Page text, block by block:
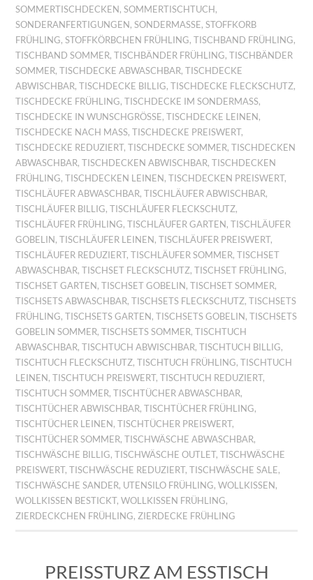
SOMMERTISCHDECKEN ,SOMMERTISCHTUCH ,
SONDERANFERTIGUNGEN ,SONDERMASSE ,STOFFKORB
FRÜHLING,STOFFKÖRBCHEN FRÜHLING,TISCHBAND FRÜHLING,
TISCHBAND SOMMER,TISCHBÄNDER FRÜHLING,TISCHBÄNDER
SOMMER,TISCHDECKE ABWASCHBAR,TISCHDECKE
ABWISCHBAR,TISCHDECKE BILLIG,TISCHDECKE FLECKSCHUTZ,
TISCHDECKE FRÜHLING,TISCHDECKE IM SONDERMASS ,
TISCHDECKE IN WUNSCHGRÖSSE ,TISCHDECKE LEINEN ,
TISCHDECKE NACH MASS ,TISCHDECKE PREISWERT,
TISCHDECKE REDUZIERT,TISCHDECKE SOMMER,TISCHDECKEN
ABWASCHBAR,TISCHDECKEN ABWISCHBAR,TISCHDECKEN
FRÜHLING,TISCHDECKEN LEINEN ,TISCHDECKEN PREISWERT,
TISCHLÄUFER ABWASCHBAR,TISCHLÄUFER ABWISCHBAR,
TISCHLÄUFER BILLIG,TISCHLÄUFER FLECKSCHUTZ,
TISCHLÄUFER FRÜHLING,TISCHLÄUFER GARTEN ,TISCHLÄUFER
GOBELIN ,TISCHLÄUFER LEINEN ,TISCHLÄUFER PREISWERT,
TISCHLÄUFER REDUZIERT,TISCHLÄUFER SOMMER,TISCHSET
ABWASCHBAR,TISCHSET FLECKSCHUTZ,TISCHSET FRÜHLING,
TISCHSET GARTEN ,TISCHSET GOBELIN ,TISCHSET SOMMER,
TISCHSETS ABWASCHBAR,TISCHSETS FLECKSCHUTZ,TISCHSETS
FRÜHLING,TISCHSETS GARTEN ,TISCHSETS GOBELIN ,TISCHSETS
GOBELIN SOMMER,TISCHSETS SOMMER,TISCHTUCH
ABWASCHBAR,TISCHTUCH ABWISCHBAR,TISCHTUCH BILLIG,
TISCHTUCH FLECKSCHUTZ,TISCHTUCH FRÜHLING,TISCHTUCH
LEINEN ,TISCHTUCH PREISWERT,TISCHTUCH REDUZIERT,
TISCHTUCH SOMMER,TISCHTÜCHER ABWASCHBAR,
TISCHTÜCHER ABWISCHBAR,TISCHTÜCHER FRÜHLING,
TISCHTÜCHER LEINEN ,TISCHTÜCHER PREISWERT,
TISCHTÜCHER SOMMER,TISCHWÄSCHE ABWASCHBAR,
TISCHWÄSCHE BILLIG,TISCHWÄSCHE OUTLET,TISCHWÄSCHE
PREISWERT,TISCHWÄSCHE REDUZIERT,TISCHWÄSCHE SALE,
TISCHWÄSCHE SANDER, UTENSILO FRÜHLING,WOLLKISSEN ,
WOLLKISSEN BESTICKT,WOLLKISSEN FRÜHLING,
ZIERDECKCHEN FRÜHLING, ZIERDECKE FRÜHLING
PREISSTURZ AM ESSTISCH